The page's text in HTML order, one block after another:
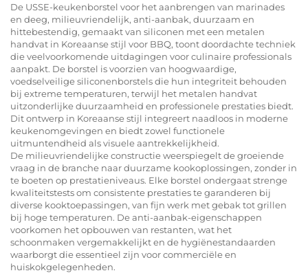
De USSE-keukenborstel voor het aanbrengen van marinades
en deeg, milieuvriendelijk, anti-aanbak, duurzaam en
hittebestendig, gemaakt van siliconen met een metalen
handvat in Koreaanse stijl voor BBQ, toont doordachte techniek
die veelvoorkomende uitdagingen voor culinaire professionals
aanpakt. De borstel is voorzien van hoogwaardige,
voedselveilige siliconenborstels die hun integriteit behouden
bij extreme temperaturen, terwijl het metalen handvat
uitzonderlijke duurzaamheid en professionele prestaties biedt.
Dit ontwerp in Koreaanse stijl integreert naadloos in moderne
keukenomgevingen en biedt zowel functionele
uitmuntendheid als visuele aantrekkelijkheid.
De milieuvriendelijke constructie weerspiegelt de groeiende
vraag in de branche naar duurzame kookoplossingen, zonder in
te boeten op prestatieniveaus. Elke borstel ondergaat strenge
kwaliteitstests om consistente prestaties te garanderen bij
diverse kooktoepassingen, van fijn werk met gebak tot grillen
bij hoge temperaturen. De anti-aanbak-eigenschappen
voorkomen het opbouwen van restanten, wat het
schoonmaken vergemakkelijkt en de hygiënestandaarden
waarborgt die essentieel zijn voor commerciële en
huiskokgelegenheden.